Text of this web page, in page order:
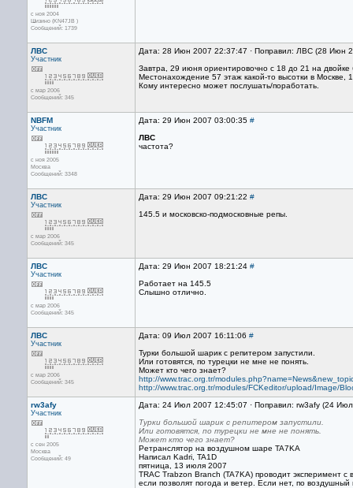
с ноя 2004
Шизино (KN47JB )
Сообщений: 1739
ЛВС
Участник
с мар 2006
Сообщений: 345
Дата: 28 Июн 2007 22:37:47 · Поправил: ЛВС (28 Июн
Завтра, 29 июня ориентировочно с 18 до 21 на двойке
Местонахождение 57 этаж какой-то высотки в Москве, 1
Кому интересно может послушать/поработать.
NBFM
Участник
с ноя 2005
Москва
Сообщений: 3348
Дата: 29 Июн 2007 03:00:35 #
ЛВС
частота?
ЛВС
Участник
с мар 2006
Сообщений: 345
Дата: 29 Июн 2007 09:21:22 #
145.5 и московско-подмосковные репы.
ЛВС
Участник
с мар 2006
Сообщений: 345
Дата: 29 Июн 2007 18:21:24 #
Работает на 145.5
Слышно отлично.
ЛВС
Участник
с мар 2006
Сообщений: 345
Дата: 09 Июл 2007 16:11:06 #
Турки большой шарик с репитером запустили.
Или готовятся, по турецки не мне не понять.
Может кто чего знает?
http://www.trac.org.tr/
http://www.trac.org.tr/modules/FCKeditor/upload/Image/
rw3afy
Участник
с сен 2005
Москва
Сообщений: 49
Дата: 24 Июл 2007 12:45:07 · Поправил: rw3afy (24
Турки большой шарик с репитером запустили.
Или готовятся, по турецки не мне не понять.
Может кто чего знает?
Ретранслятор на воздушном шаре TA7KA
Написал Kadri, TA1D
пятница, 13 июля 2007
TRAC Trabzon Branch (TA7KA) проводит
если позволят погода и ветер. Если нет, по